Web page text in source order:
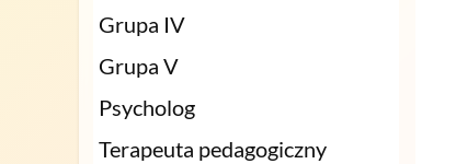
Grupa IV
Grupa V
Psycholog
Terapeuta pedagogiczny